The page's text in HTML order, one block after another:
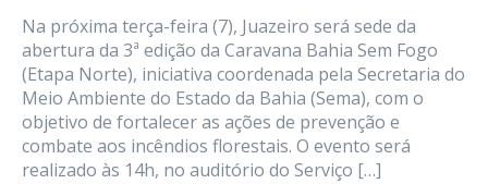
Na próxima terça-feira (7), Juazeiro será sede da
abertura da 3ª edição da Caravana Bahia Sem Fogo
(Etapa Norte), iniciativa coordenada pela Secretaria do
Meio Ambiente do Estado da Bahia (Sema), com o
objetivo de fortalecer as ações de prevenção e
combate aos incêndios florestais. O evento será
realizado às 14h, no auditório do Serviço […]